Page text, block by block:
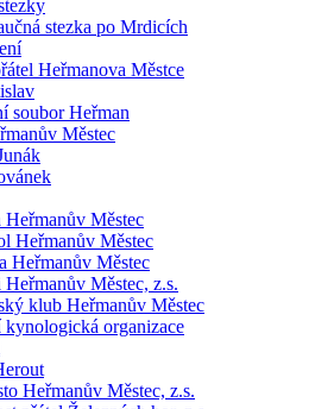
stezka po Mrdicích
Heřmanova Městce
soubor Heřman
Městec
Heřmanův Městec
Heřmanův Městec
Heřmanův Městec
Heřmanův Městec, z.s.
klub Heřmanův Městec
kynologická organizace
Heřmanův Městec, z.s.